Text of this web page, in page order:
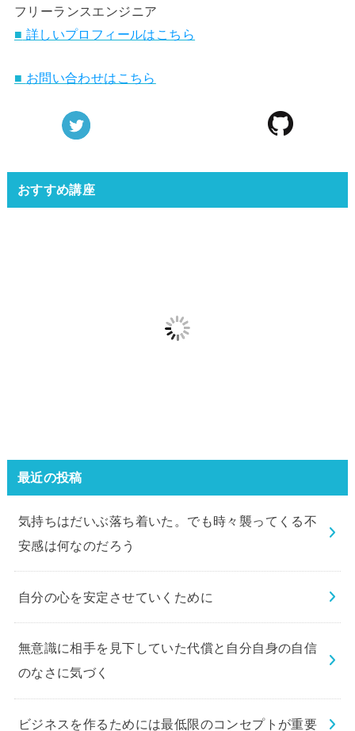
フリーランスエンジニア
■ 詳しいプロフィールはこちら
■ お問い合わせはこちら
おすすめ講座
最近の投稿
気持ちはだいぶ落ち着いた。でも時々襲ってくる不
安感は何なのだろう
自分の心を安定させていくために
無意識に相手を見下していた代償と自分自身の自信
のなさに気づく
ビジネスを作るためには最低限のコンセプトが重要